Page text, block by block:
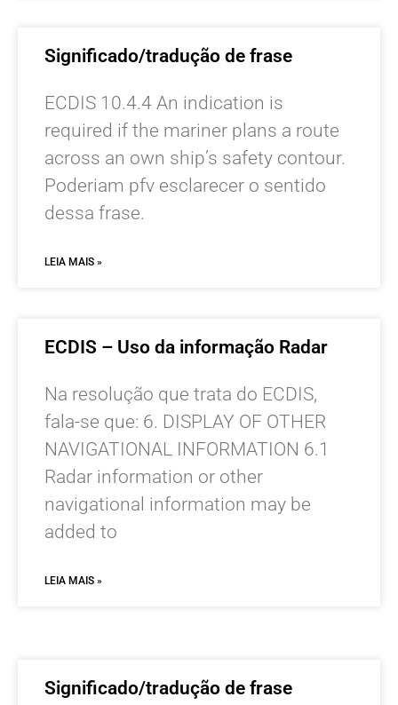
Significado/tradução de frase
ECDIS 10.4.4 An indication is
required if the mariner plans a route
across an own ship’s safety contour.
Poderiam pfv esclarecer o sentido
dessa frase.
LEIA MAIS »
ECDIS – Uso da informação Radar
Na resolução que trata do ECDIS,
fala-se que: 6. DISPLAY OF OTHER
NAVIGATIONAL INFORMATION 6.1
Radar information or other
navigational information may be
added to
LEIA MAIS »
Significado/tradução de frase